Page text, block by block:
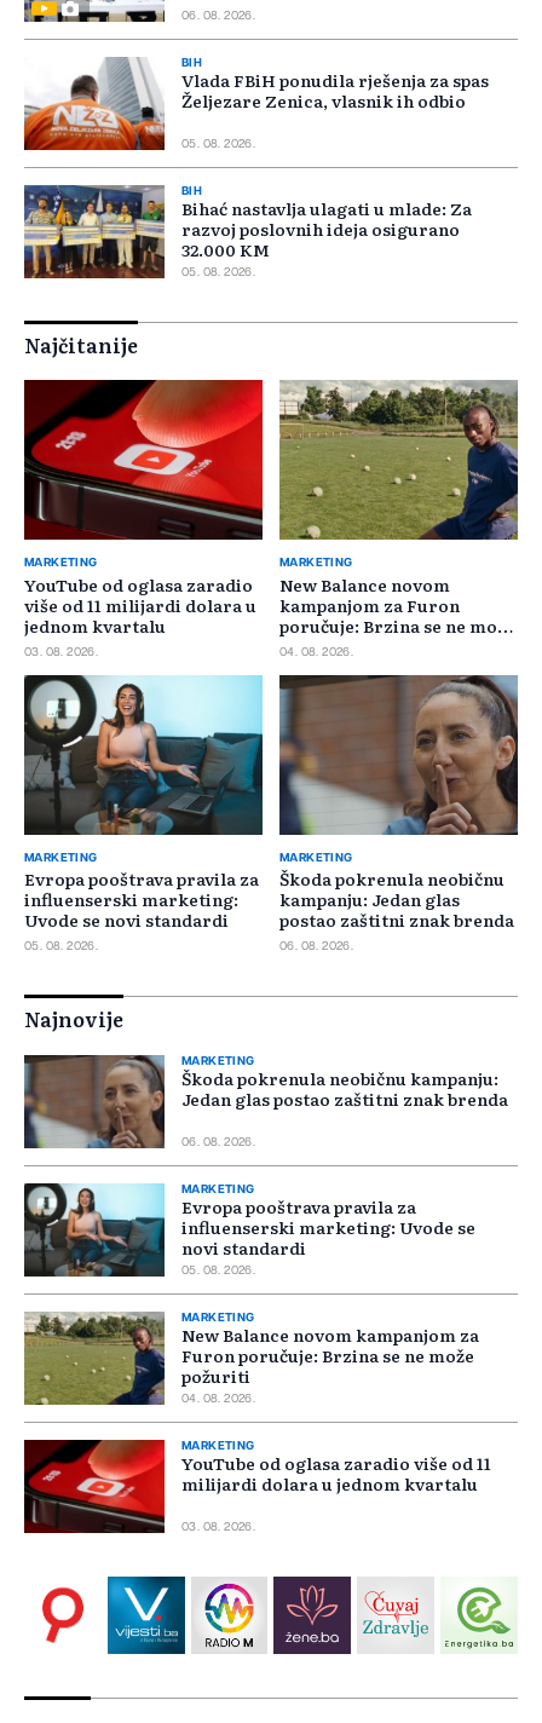
06. 08. 2026.
BIH
Vlada FBiH ponudila rješenja za spas
Željezare Zenica, vlasnik ih odbio
05. 08. 2026.
BIH
Bihać nastavlja ulagati u mlade: Za
razvoj poslovnih ideja osigurano
32.000 KM
05. 08. 2026.
Najčitanije
MARKETING
YouTube od oglasa zaradio
više od 11 milijardi dolara u
jednom kvartalu
03. 08. 2026.
MARKETING
New Balance novom
kampanjom za Furon
poručuje: Brzina se ne može
požuriti
04. 08. 2026.
MARKETING
Evropa pooštrava pravila za
influenserski marketing:
Uvode se novi standardi
05. 08. 2026.
MARKETING
Škoda pokrenula neobičnu
kampanju: Jedan glas
postao zaštitni znak brenda
06. 08. 2026.
Najnovije
MARKETING
Škoda pokrenula neobičnu kampanju:
Jedan glas postao zaštitni znak brenda
06. 08. 2026.
MARKETING
Evropa pooštrava pravila za
influenserski marketing: Uvode se
novi standardi
05. 08. 2026.
MARKETING
New Balance novom kampanjom za
Furon poručuje: Brzina se ne može
požuriti
04. 08. 2026.
MARKETING
YouTube od oglasa zaradio više od 11
milijardi dolara u jednom kvartalu
03. 08. 2026.